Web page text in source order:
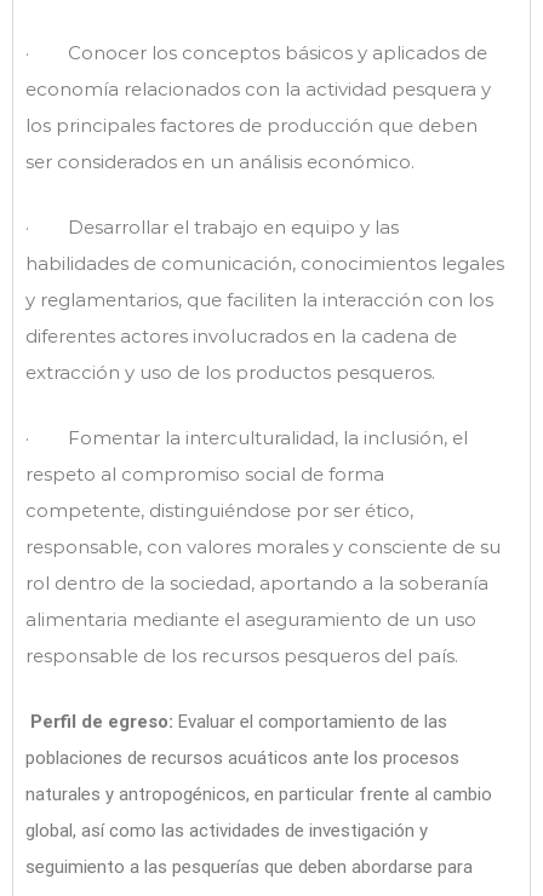
· Conocer los conceptos básicos y aplicados de
economía relacionados con la actividad pesquera y
los principales factores de producción que deben
ser considerados en un análisis económico.
· Desarrollar el trabajo en equipo y las
habilidades de comunicación, conocimientos legales
y reglamentarios, que faciliten la interacción con los
diferentes actores involucrados en la cadena de
extracción y uso de los productos pesqueros.
· Fomentar la interculturalidad, la inclusión, el
respeto al compromiso social de forma
competente, distinguiéndose por ser ético,
responsable, con valores morales y consciente de su
rol dentro de la sociedad, aportando a la soberanía
alimentaria mediante el aseguramiento de un uso
responsable de los recursos pesqueros del país.
Perfil de egreso: Evaluar el comportamiento de las
poblaciones de recursos acuáticos ante los procesos
naturales y antropogénicos, en particular frente al cambio
global, así como las actividades de investigación y
seguimiento a las pesquerías que deben abordarse para